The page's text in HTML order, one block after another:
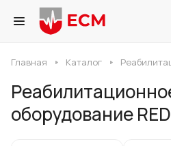
Главная Каталог
оборудование